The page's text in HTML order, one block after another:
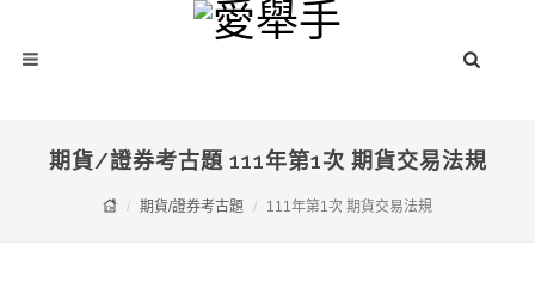
期貨/證券考古題 111年第1次 期貨交易法規
期貨/證券考古題 111年第1次 期貨交易法規